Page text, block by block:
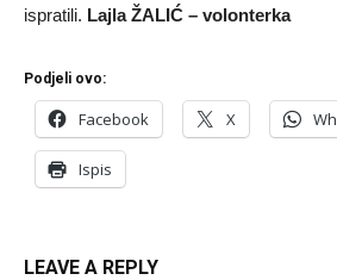
ispratili. Lajla ŽALIĆ – volonterka
Podjeli ovo:
Facebook X
Ispis
LEAVE A REPLY